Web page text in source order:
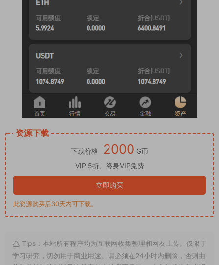
资源下载
下载价格 2000 G币
VIP 5折、终身VIP免费
立即购买
此资源购买后30天内可下载。
Tips：本站所有程序均为互联网收集整理和网友上传。仅限于
学习研究，切勿用于商业用途。请必须在24小时内删除，否则由